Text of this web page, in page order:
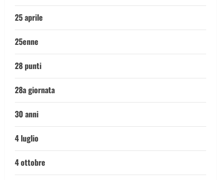
25 aprile
25enne
28 punti
28a giornata
30 anni
4 luglio
4 ottobre